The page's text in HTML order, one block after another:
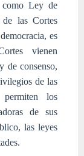
como Ley de
las Cortes
es
vienen
de consenso,
de las
los
de sus
las leyes